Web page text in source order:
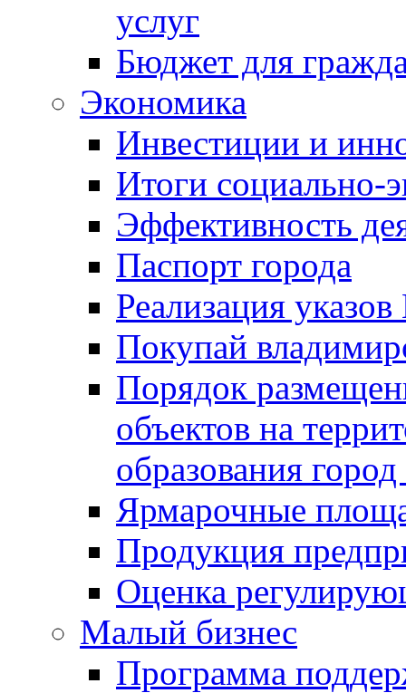
услуг
Бюджет для
Экономика
Инвестиции и
Итоги социально-
Эффективность
Паспорт города
Реализация
Покупай
Порядок
объектов на
образования
Ярмарочные
Продукция
Оценка
Малый бизнес
Программа